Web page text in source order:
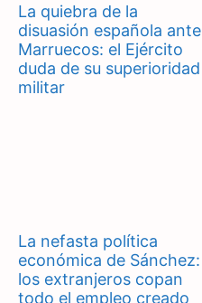
La quiebra de la
disuasión española ante
Marruecos: el Ejército
duda de su superioridad
militar
La nefasta política
económica de Sánchez:
los extranjeros copan
todo el empleo creado